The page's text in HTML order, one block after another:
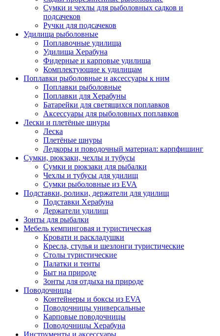
Сумки и чехлы для рыболовных садков и
подсачеков
Ручки для подсачеков
Удилища рыболовные
Поплавочные удилища
Удилища Херабуна
Фидерные и карповые удилища
Комплектующие к удилищам
Поплавки рыболовные и аксессуары к ним
Поплавки рыболовные
Поплавки для Херабуны
Батарейки для светящихся поплавков
Аксессуары для рыболовных поплавков
Лески и плетёные шнуры
Леска
Плетёные шнуры
Ледкоры и поводочный материал: карпфишинг
Сумки, рюкзаки, чехлы и тубусы
Сумки и рюкзаки для рыбалки
Чехлы и тубусы для удилищ
Сумки рыболовные из EVA
Подставки, ролики, держатели для удилищ
Подставки Херабуна
Держатели удилищ
Зонты для рыбалки
Мебель кемпинговая и туристическая
Кровати и раскладушки
Кресла, стулья и шезлонги туристические
Столы туристические
Палатки и тенты
Быт на природе
Зонты для отдыха на природе
Поводочницы
Контейнеры и боксы из EVA
Поводочницы универсальные
Карповые поводочницы
Поводочницы Херабуна